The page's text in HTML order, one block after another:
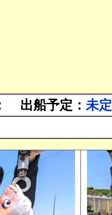
出船予定： 未定